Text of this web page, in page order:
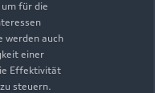
für die
werden auch
einer
Effektivität
steuern.